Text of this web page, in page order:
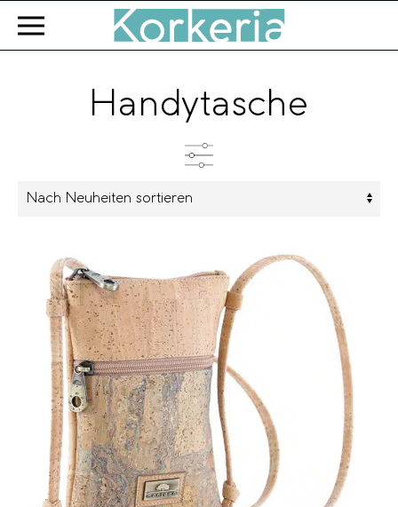
Zum Hauptinhalt springen
Handytasche
Kategorien
Produkttyp
Farbe
Marke
Verschlussart